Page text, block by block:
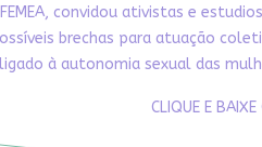
convidou ativistas e
brechas para atuação
à autonomia sexual das
CLIQUE E